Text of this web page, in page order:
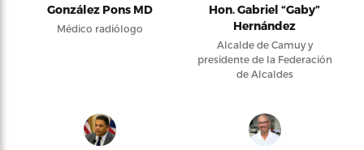
González Pons MD
Médico radiólogo
Hon. Gabriel “Gaby”
Hernández
Alcalde de Camuy y
presidente de la Federación
de Alcaldes